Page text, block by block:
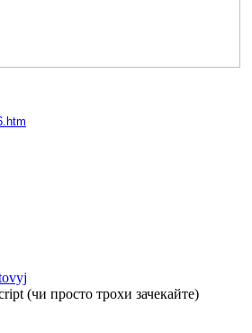
(чи просто трохи зачекайте)